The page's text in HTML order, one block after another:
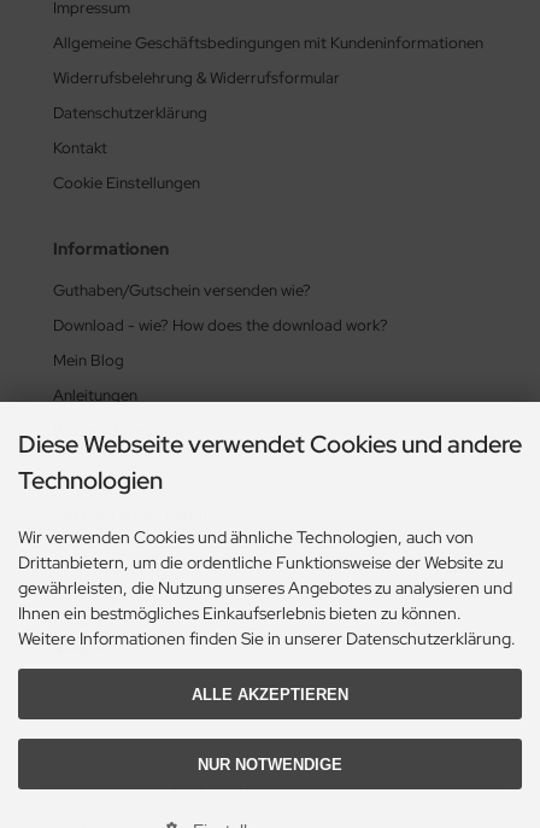
Impressum
Allgemeine Geschäftsbedingungen mit Kundeninformationen
Widerrufsbelehrung & Widerrufsformular
Datenschutzerklärung
Kontakt
Cookie Einstellungen
Informationen
Guthaben/Gutschein versenden wie?
Download - wie? How does the download work?
Mein Blog
Anleitungen
Wissensdatenbank
Zahlungsmethoden
Alle Preise inkl. gesetzl. MwSt. zzgl.Versandkosten. Die durchgestrichenen Preise
Diese Webseite verwendet Cookies und andere
Technologien
Wir verwenden Cookies und ähnliche Technologien, auch von
Drittanbietern, um die ordentliche Funktionsweise der Website zu
gewährleisten, die Nutzung unseres Angebotes zu analysieren und
Ihnen ein bestmögliches Einkaufserlebnis bieten zu können.
Weitere Informationen finden Sie in unserer Datenschutzerklärung.
ALLE AKZEPTIEREN
NUR NOTWENDIGE